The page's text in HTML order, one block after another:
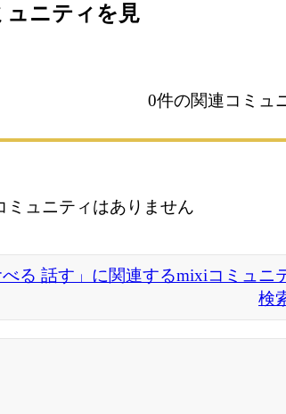
ニティを見
0件の関連コミュ
ミュニティはありません
る 話す」に関連するmixiコミュニ
検